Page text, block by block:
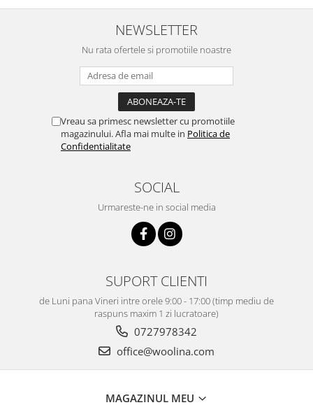
NEWSLETTER
Nu rata ofertele si promotiile noastre
Vreau sa primesc newsletter cu promotiile
magazinului. Afla mai multe in Politica de
Confidentialitate
SOCIAL
Urmareste-ne in social media
SUPORT CLIENTI
de Luni pana Vineri intre orele 9:00 - 17:00 (timp mediu de
raspuns maxim 1 zi lucratoare)
0727978342
office@woolina.com
MAGAZINUL MEU